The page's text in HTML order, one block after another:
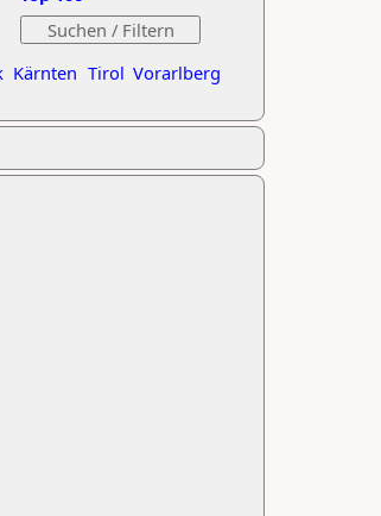
Kärnten Tirol Vorarlberg